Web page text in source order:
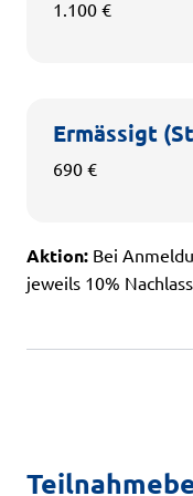
1.100 €
Ermässigt
690 €
Aktion: Bei
jeweils 10%